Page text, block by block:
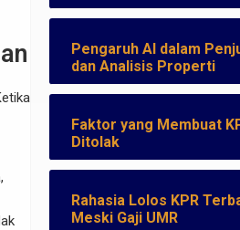
Pengaruh AI dalam
dan Analisis Properti
Faktor yang Membuat
Ditolak
Rahasia Lolos KPR
Meski Gaji UMR